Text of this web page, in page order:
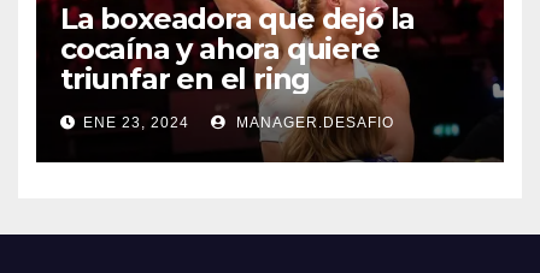
La boxeadora que dejó la
cocaína y ahora quiere
triunfar en el ring​
ENE 23, 2024 MANAGER.DESAFIO